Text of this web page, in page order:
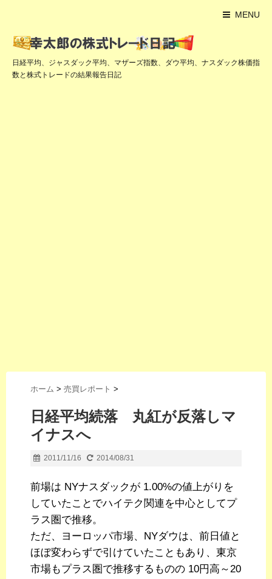
MENU
日経平均、ジャスダック平均、マザーズ指数、ダウ平均、ナスダック株価指
数と株式トレードの結果報告日記
ホーム > 売買レポート >
日経平均続落 丸紅が反落しマ
イナスへ
2011/11/16 2014/08/31
前場は NYナスダックが 1.00%の値上がりを
していたことでハイテク関連を中心としてプ
ラス圏で推移。
ただ、ヨーロッパ市場、NYダウは、前日値と
ほぼ変わらずで引けていたこともあり、東京
市場もプラス圏で推移するものの 10円高～20